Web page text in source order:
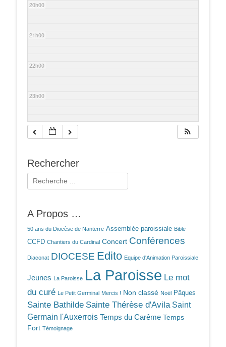
20h00
21h00
22h00
23h00
Rechercher
Rechercher :
A Propos …
50 ans du Diocèse de Nanterre Assemblée paroissiale Bible
CCFD Chantiers du Cardinal Concert Conférences
Diaconat DIOCESE Edito Equipe d'Animation Paroissiale
Jeunes La Paroisse La Paroisse Le mot
du curé Le Petit Germinal Mercis ! Non classé Noël Pâques
Sainte Bathilde Sainte Thérèse d'Avila Saint
Germain l'Auxerrois Temps du Carême Temps
Fort Témoignage